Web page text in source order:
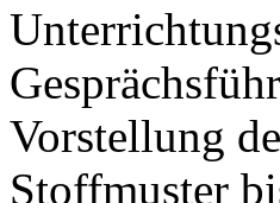
Vorstellung
Stoffmuster